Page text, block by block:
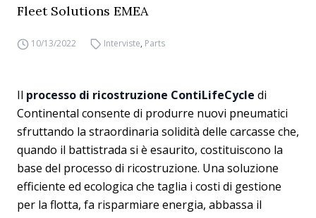
Fleet Solutions EMEA
10/13/2022 Interviste, Parts
Il processo di ricostruzione ContiLifeCycle di
Continental consente di produrre nuovi pneumatici
sfruttando la straordinaria solidità delle carcasse che,
quando il battistrada si è esaurito, costituiscono la
base del processo di ricostruzione. Una soluzione
efficiente ed ecologica che taglia i costi di gestione
per la flotta, fa risparmiare energia, abbassa il